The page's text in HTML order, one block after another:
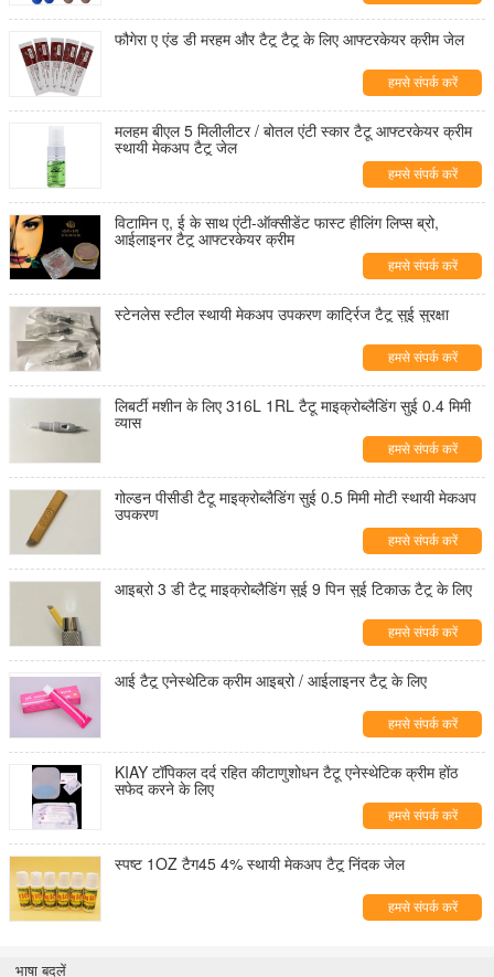
फौगेरा ए एंड डी मरहम और टैटू टैटू के लिए आफ्टरकेयर क्रीम जेल
हमसे संपर्क करें
मलहम बीएल 5 मिलीलीटर / बोतल एंटी स्कार टैटू आफ्टरकेयर क्रीम
स्थायी मेकअप टैटू जेल
हमसे संपर्क करें
विटामिन ए, ई के साथ एंटी-ऑक्सीडेंट फास्ट हीलिंग लिप्स ब्रो,
आईलाइनर टैटू आफ्टरकेयर क्रीम
हमसे संपर्क करें
स्टेनलेस स्टील स्थायी मेकअप उपकरण कार्ट्रिज टैटू सुई सुरक्षा
हमसे संपर्क करें
लिबर्टी मशीन के लिए 316L 1RL टैटू माइक्रोब्लैडिंग सुई 0.4 मिमी
व्यास
हमसे संपर्क करें
गोल्डन पीसीडी टैटू माइक्रोब्लैडिंग सुई 0.5 मिमी मोटी स्थायी मेकअप
उपकरण
हमसे संपर्क करें
आइब्रो 3 डी टैटू माइक्रोब्लैडिंग सुई 9 पिन सुई टिकाऊ टैटू के लिए
हमसे संपर्क करें
आई टैटू एनेस्थेटिक क्रीम आइब्रो / आईलाइनर टैटू के लिए
हमसे संपर्क करें
KIAY टॉपिकल दर्द रहित कीटाणुशोधन टैटू एनेस्थेटिक क्रीम होंठ
सफेद करने के लिए
हमसे संपर्क करें
स्पष्ट 1OZ टैग45 4% स्थायी मेकअप टैटू निंदक जेल
हमसे संपर्क करें
भाषा बदलें